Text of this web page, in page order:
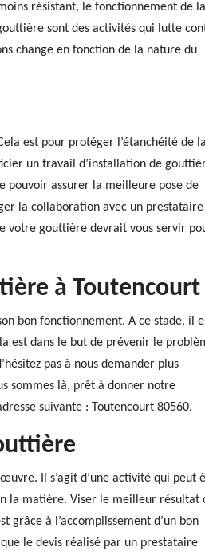
résistant, le fonctionnement de la
sont des activités qui lutte
change en fonction de la nature du
est pour protéger l’étanchéité de la
un travail d’installation de
pouvoir assurer la meilleure pose de
la collaboration avec un prestataire
votre gouttière devrait vous servir
à Toutencourt
bon fonctionnement. A ce stade, il
est dans le but de prévenir le
pas à nous demander plus
sommes là, prêt à donner notre
suivante : Toutencourt 80560.
Il s’agit d’une activité qui peut
la matière. Viser le meilleur résultat
à l’accomplissement d’un bon
le devis réalisé par un prestataire